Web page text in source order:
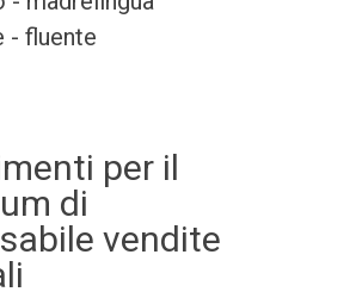
- fluente
per il
di
vendite